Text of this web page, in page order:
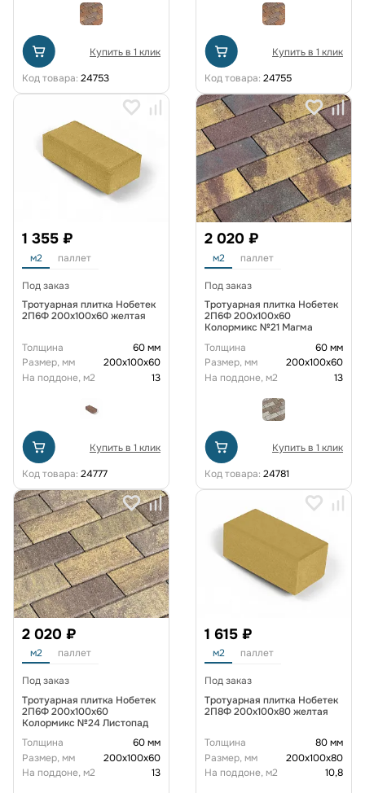
Купить в 1 клик
Код товара: 24753
Купить в 1 клик
Код товара: 24755
1 355 ₽
м2 паллет
Под заказ
Тротуарная плитка Нобетек
2П6Ф 200x100x60 желтая
Толщина
60 мм
Размер, мм
200х100х60
На поддоне, м2
13
Купить в 1 клик
Код товара: 24777
2 020 ₽
м2 паллет
Под заказ
Тротуарная плитка Нобетек
2П6Ф 200x100x60
Колормикс №21 Магма
Толщина
60 мм
Размер, мм
200х100х60
На поддоне, м2
13
Купить в 1 клик
Код товара: 24781
2 020 ₽
м2 паллет
Под заказ
Тротуарная плитка Нобетек
2П6Ф 200x100x60
Колормикс №24 Листопад
Толщина
60 мм
Размер, мм
200х100х60
На поддоне, м2
13
1 615 ₽
м2 паллет
Под заказ
Тротуарная плитка Нобетек
2П8Ф 200x100x80 желтая
Толщина
80 мм
Размер, мм
200х100х80
На поддоне, м2
10,8